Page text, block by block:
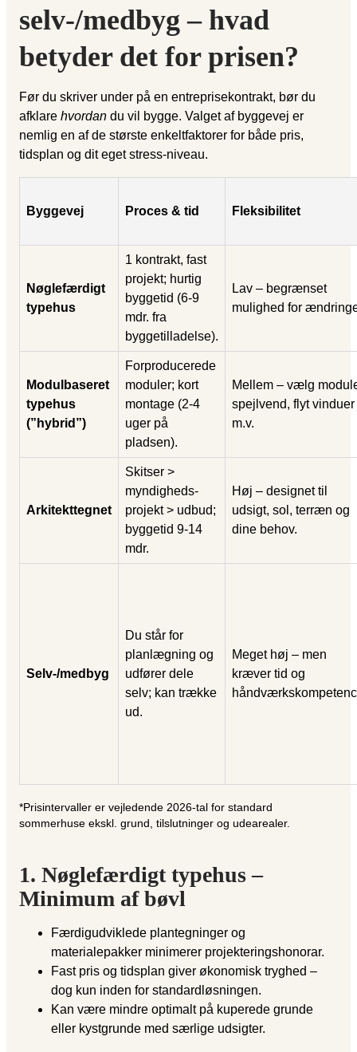
selv-/medbyg – hvad
betyder det for prisen?
Før du skriver under på en entreprisekontrakt, bør du
afklare hvordan du vil bygge. Valget af byggevej er
nemlig en af de største enkeltfaktorer for både pris,
tidsplan og dit eget stress-niveau.
Byggevej Proces & tid Fleksibilitet
Nøglefærdigt
typehus
1 kontrakt, fast
projekt; hurtig
byggetid (6-9
mdr. fra
byggetilladelse).
Lav – begrænset
mulighed for
Modulbaseret
typehus
(”hybrid”)
Forproducerede
moduler; kort
montage (2-4
uger på
pladsen).
Mellem – vælg
spejlvend, flyt vinduer
m.v.
Arkitekttegnet
Skitser >
myndigheds-
projekt > udbud;
byggetid 9-14
mdr.
Høj – designet til
udsigt, sol, terræn og
dine behov.
Selv-/medbyg
Du står for
planlægning og
udfører dele
selv; kan trække
ud.
Meget høj – men
kræver tid og
*Prisintervaller er vejledende 2026-tal for standard
sommerhuse ekskl. grund, tilslutninger og udearealer.
1. Nøglefærdigt typehus –
Minimum af bøvl
Færdigudviklede plantegninger og
materialepakker minimerer projekteringshonorar.
Fast pris og tidsplan giver økonomisk tryghed –
dog kun inden for standardløsningen.
Kan være mindre optimalt på kuperede grunde
eller kystgrunde med særlige udsigter.